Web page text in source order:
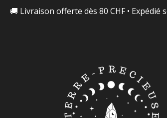
🚚 Livraison offerte dès 80 CHF • Expédié